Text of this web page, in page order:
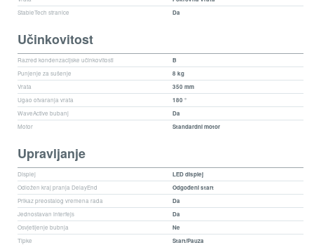
StableTech stranice
Da
Učinkovitost
Razred kondenzacijske učinkovitosti
B
Punjenje za sušenje
8 kg
Vrata
350 mm
Ugao otvaranja vrata
180 °
WaveActive bubanj
Da
Motor
Standardni motor
Upravljanje
Displej
LED displej
Odložen kraj pranja DelayEnd
Odgođeni start
Prikaz preostalog vremena rada
Da
Jednostavan interfejs
Da
Osvjetljenje bubnja
Ne
Tipke
Start/Pauza